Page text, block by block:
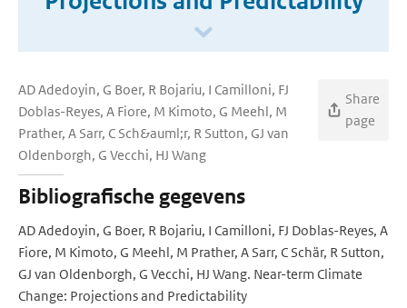
AD Adedoyin, G Boer, R Bojariu, I Camilloni, FJ
Doblas-Reyes, A Fiore, M Kimoto, G Meehl, M
Prather, A Sarr, C Sch&auml;r, R Sutton, GJ van
Oldenborgh, G Vecchi, HJ Wang
Share
page
Bibliografische gegevens
AD Adedoyin, G Boer, R Bojariu, I Camilloni, FJ Doblas-Reyes, A
Fiore, M Kimoto, G Meehl, M Prather, A Sarr, C Schär, R Sutton,
GJ van Oldenborgh, G Vecchi, HJ Wang. Near-term Climate
Change: Projections and Predictability